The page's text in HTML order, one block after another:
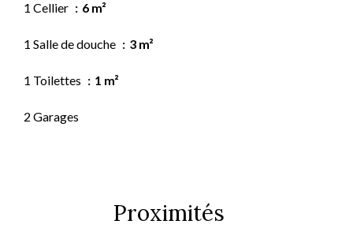
1 Cellier 6 m²
1 Salle de douche 3 m²
1 Toilettes 1 m²
2 Garages
Proximités